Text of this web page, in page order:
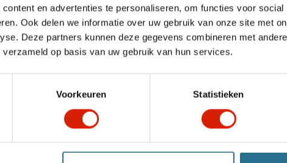
en advertenties te personaliseren, om functies voor
Ook delen we informatie over uw gebruik van onze site met
Deze partners kunnen deze gegevens combineren met
op basis van uw gebruik van hun services.
Voorkeuren Statistieken